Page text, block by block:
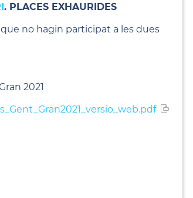
. PLACES EXHAURIDES
no hagin participat a les dues
2021